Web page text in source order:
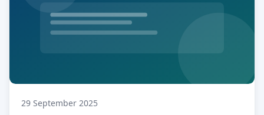
29 September 2025